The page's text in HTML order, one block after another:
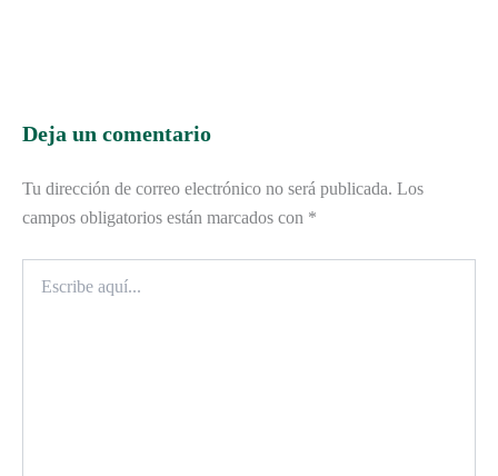
Deja un comentario
Tu dirección de correo electrónico no será publicada. Los
campos obligatorios están marcados con *
aquí...